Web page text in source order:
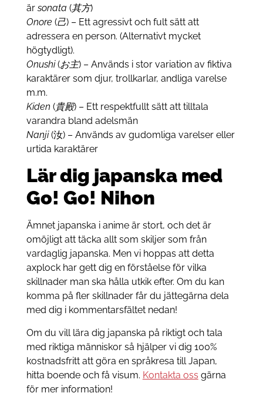
ärsonata (其方)
Onore (己) – Ett agressivt och fult sätt att
adressera en person. (Alternativt mycket
högtydligt).
Onushi(お主) – Används i stor variation av fiktiva
karaktärer som djur, trollkarlar, andliga varelse
m.m.
Kiden (貴殿) – Ett respektfullt sätt att tilltala
varandra bland adelsmän
Nanji(汝) – Används av gudomliga varelser eller
urtida karaktärer
Lär dig japanska med
Go! Go! Nihon
Ämnet japanska i anime är stort, och det är
omöjligt att täcka allt som skiljer som från
vardaglig japanska. Men vi hoppas att detta
axplock har gett dig en förståelse för vilka
skillnader man ska hålla utkik efter. Om du kan
komma på fler skillnader får du jättegärna dela
med dig i kommentarsfältet nedan!
Om du vill lära dig japanska på riktigt och tala
med riktiga människor så hjälper vi dig 100%
kostnadsfritt att göra en språkresa till Japan,
hitta boende och få visum. Kontakta oss gärna
för mer information!